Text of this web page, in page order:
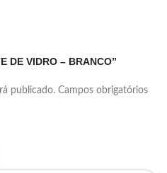
DE VIDRO – BRANCO”
publicado. Campos obrigatórios